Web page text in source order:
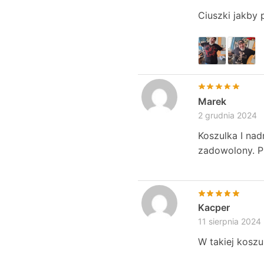
Ciuszki jakby
Marek
2 grudnia 2024
Koszulka I
zadowolony.
Kacper
11 sierpnia 2024
W takiej